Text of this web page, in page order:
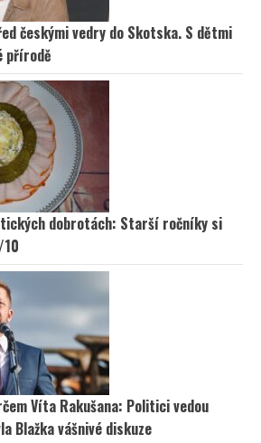
českými vedry do Skotska. S dětmi
přírodě
dobrotách: Starší ročníky si
Víta Rakušana: Politici vedou
Blažka vášnivé diskuze